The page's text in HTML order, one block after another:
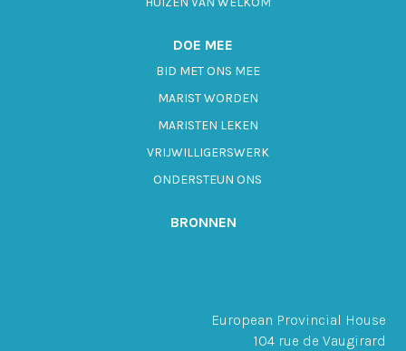
DOE MEE
BID MET ONS MEE
MARIST WORDEN
MARISTEN LEKEN
VRIJWILLIGERSWERK
ONDERSTEUN ONS
BRONNEN
European Provincial House
104 rue de Vaugirard